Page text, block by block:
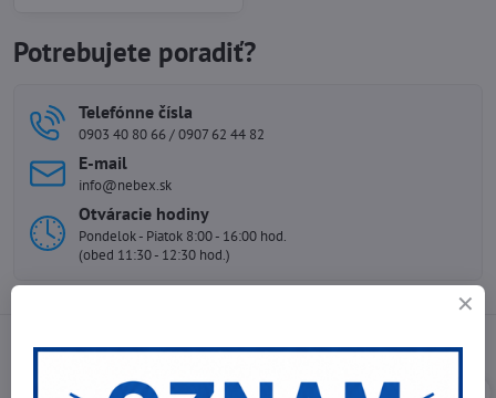
Potrebujete poradiť?
Telefónne čísla
0903 40 80 66 / 0907 62 44 82
E-mail
info@nebex.sk
Otváracie hodiny
Pondelok - Piatok 8:00 - 16:00 hod.
(obed 11:30 - 12:30 hod.)